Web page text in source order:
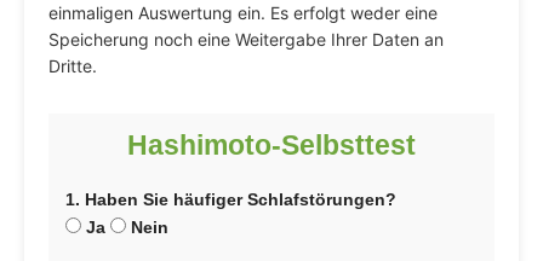
einmaligen Auswertung ein. Es erfolgt weder eine
Speicherung noch eine Weitergabe Ihrer Daten an
Dritte.
Hashimoto-Selbsttest
1. Haben Sie häufiger Schlafstörungen?
Ja
Nein